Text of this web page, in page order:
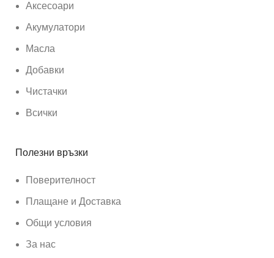
Аксесоари
Акумулатори
Масла
Добавки
Чистачки
Всички
Полезни връзки
Поверителност
Плащане и Доставка
Общи условия
За нас